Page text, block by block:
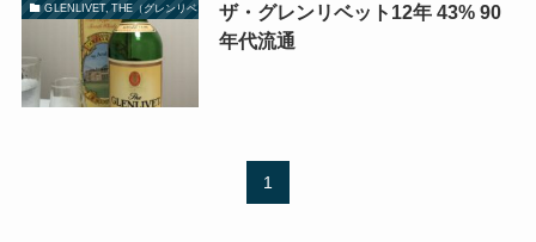
GLENLIVET, THE（グレンリベット）ザ・グレンリベット12年 43% 90
年代流通
1